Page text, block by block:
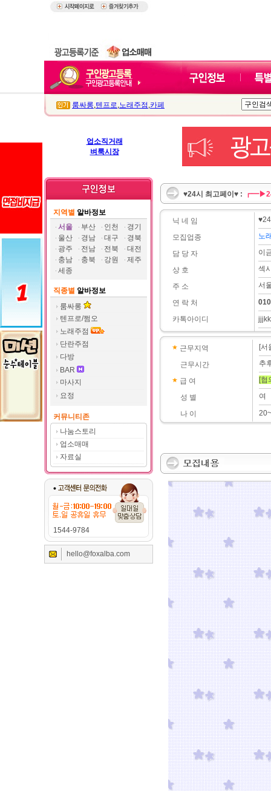
룸싸롱,텐프로,노래주점 ,카페
업소직거래
벼룩시장
지역별 알바정보
서울
부산 인천
경기
울산
경남 대구
경북
광주
전남 전북
대전
충남
충북 강원
제주
세종
직종별 알바정보
룸싸롱
텐프로/쩜오
노래주점
단란주점
다방
BAR
마사지
요정
커뮤니티존
나눔스토리
업소매매
자료실
1544-9784
hello@foxalba.com
♥24시 최고페이♥ :
닉 네 임
모집업종
담 당 자
상 호
주 소
연 락 처
카톡아이디
노
이
섹
서
근무지역
근무시간
급 여
성 별
나 이
[서
추
[협
여